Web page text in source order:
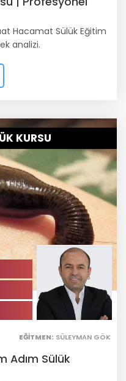
Hacamat Sülük Eğitim
analizi.
KURSU
EĞITMEN: SÜLEYMAN GÖK
Adım Sülük